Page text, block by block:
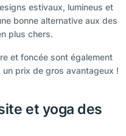
estivaux, lumineus et
bonne alternative aux des
plus chers.
et foncée sont également
prix de gros avantageux !
et yoga des